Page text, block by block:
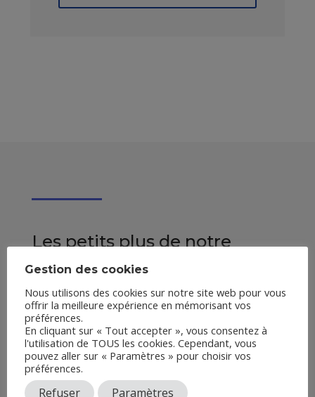
Les petits plus de notre
cabinet d’avocat à Paris 8e
Expérience
Transparence
Confidentialité
Gestion des cookies
Nous utilisons des cookies sur notre site web pour vous
offrir la meilleure expérience en mémorisant vos
préférences.
En cliquant sur « Tout accepter », vous consentez à
l'utilisation de TOUS les cookies. Cependant, vous
pouvez aller sur « Paramètres » pour choisir vos
préférences.
Refuser
Paramètres